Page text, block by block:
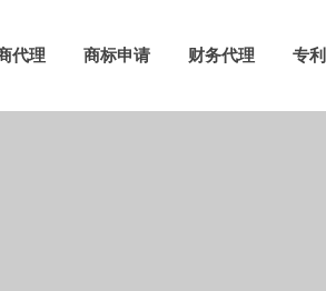
代理 商标申请 财务代理 专